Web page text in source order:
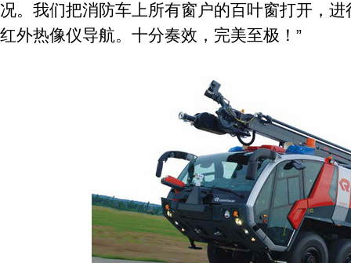
况。我们把消防车上所有窗户的百叶窗打开，
红外热像仪导航。十分奏效，完美至极！”